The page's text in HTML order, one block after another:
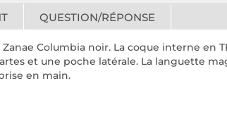
QUESTION/RÉPONSE
Columbia noir. La coque interne
et une poche latérale. La languette
en main.